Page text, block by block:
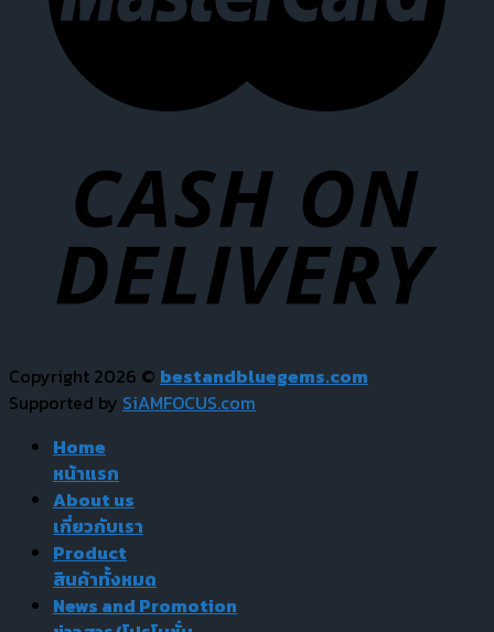
Copyright 2026 © bestandbluegems.com
Supported by SiAMFOCUS.com
Home
หน้าแรก
About us
เกี่ยวกับเรา
Product
สินค้าทั้งหมด
News and Promotion